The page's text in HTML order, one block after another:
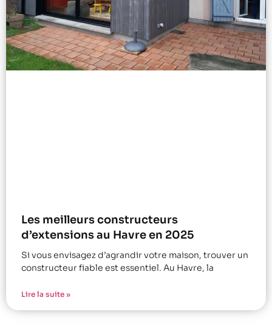
Les meilleurs constructeurs
d’extensions au Havre en 2025
Si vous envisagez d’agrandir votre maison, trouver un
constructeur fiable est essentiel. Au Havre, la
Lire la suite »